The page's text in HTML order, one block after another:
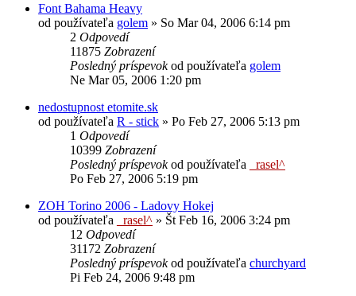
Font Bahama Heavy
od používateľa golem » So Mar 04, 2006 6:14 pm
2 Odpovedí
11875 Zobrazení
Posledný príspevokod používateľa golem
Ne Mar 05, 2006 1:20 pm
nedostupnost etomite.sk
od používateľa R - stick » Po Feb 27, 2006 5:13 pm
1 Odpovedí
10399 Zobrazení
Posledný príspevokod používateľa
_rasel^
Po Feb 27, 2006 5:19 pm
ZOH Torino 2006 - Ladovy Hokej
od používateľa
_rasel^ » Št Feb 16, 2006 3:24 pm
12 Odpovedí
31172 Zobrazení
Posledný príspevokod používateľa churchyard
Pi Feb 24, 2006 9:48 pm